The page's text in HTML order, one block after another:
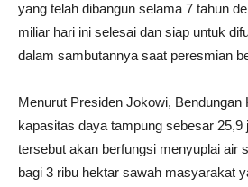
yang telah dibangun selama 7 tahun
miliar hari ini selesai dan siap untuk
dalam sambutannya saat peresmian
Menurut Presiden Jokowi, Bendungan
kapasitas daya tampung sebesar 25,9
tersebut akan berfungsi menyuplai air
bagi 3 ribu hektar sawah masyarakat